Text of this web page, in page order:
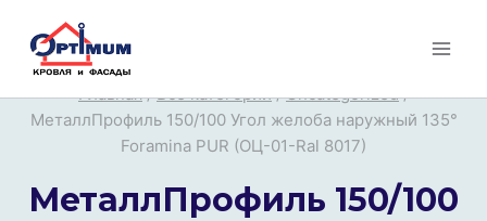
Перейти
Главная / Все категории / Uncategorized /
МеталлПрофиль 150/100 Угол желоба наружный 135°
Foramina PUR (ОЦ-01-Ral 8017)
МеталлПрофиль 150/100